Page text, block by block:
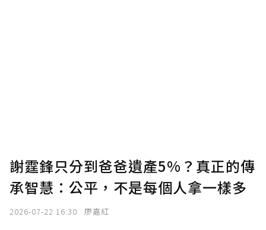
謝霆鋒只分到爸爸遺產5%？真正的傳
承智慧：公平，不是每個人拿一樣多
2026-07-22 16:30 廖嘉紅